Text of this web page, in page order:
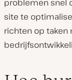
problemen snel
site te
richten op taken